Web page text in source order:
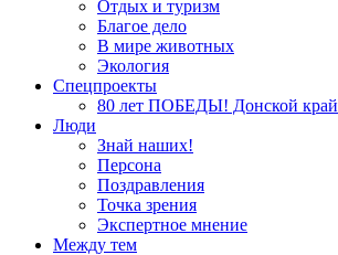
Отдых и туризм
Благое дело
В мире животных
Экология
Спецпроекты
80 лет ПОБЕДЫ! Донской край
Люди
Знай наших!
Персона
Поздравления
Точка зрения
Экспертное мнение
Между тем